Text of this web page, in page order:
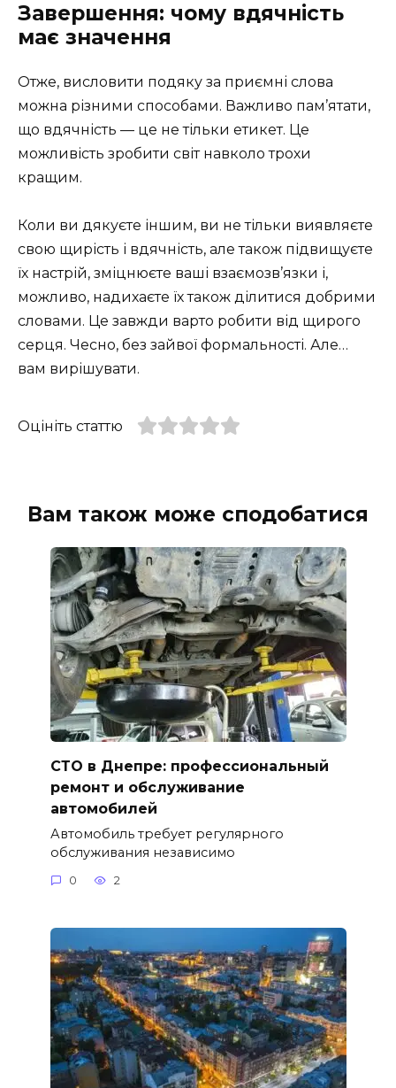
Завершення: чому вдячність
має значення
Отже, висловити подяку за приємні слова
можна різними способами. Важливо пам’ятати,
що вдячність — це не тільки етикет. Це
можливість зробити світ навколо трохи
кращим.
Коли ви дякуєте іншим, ви не тільки виявляєте
свою щирість і вдячність, але також підвищуєте
їх настрій, зміцнюєте ваші взаємозв’язки і,
можливо, надихаєте їх також ділитися добрими
словами. Це завжди варто робити від щирого
серця. Чесно, без зайвої формальності. Але…
вам вирішувати.
Оцініть статтю
Вам також може сподобатися
СТО в Днепре: профессиональный
ремонт и обслуживание
автомобилей
Автомобиль требует регулярного
обслуживания независимо
0 2